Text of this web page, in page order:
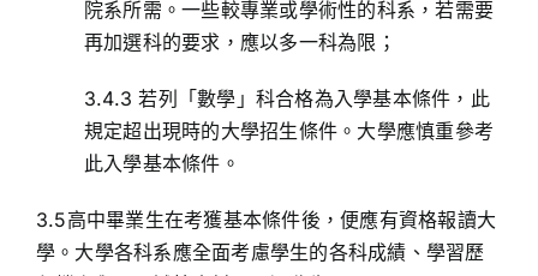
院系所需。一些較專業或學術性的科系，若需要
再加選科的要求，應以多一科為限；
3.4.3 若列「數學」科合格為入學基本條件，此
規定超出現時的大學招生條件。大學應慎重參考
此入學基本條件。
3.5高中畢業生在考獲基本條件後，便應有資格報讀大
學。大學各科系應全面考慮學生的各科成績、學習歷